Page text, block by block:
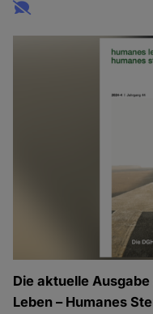
Die aktuelle
Leben – Humanes